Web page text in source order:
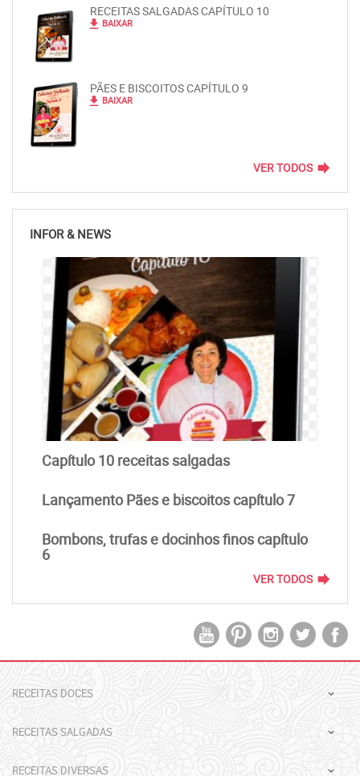
RECEITAS SALGADAS CAPÍTULO 10
file_download BAIXAR
PÃES E BISCOITOS CAPÍTULO 9
file_download BAIXAR
VER TODOS forward
INFOR & NEWS
Capítulo 10 receitas salgadas
Lançamento Pães e biscoitos capítulo 7
Bombons, trufas e docinhos finos capítulo
6
VER TODOS forward
RECEITAS DOCES
RECEITAS SALGADAS
RECEITAS DIVERSAS